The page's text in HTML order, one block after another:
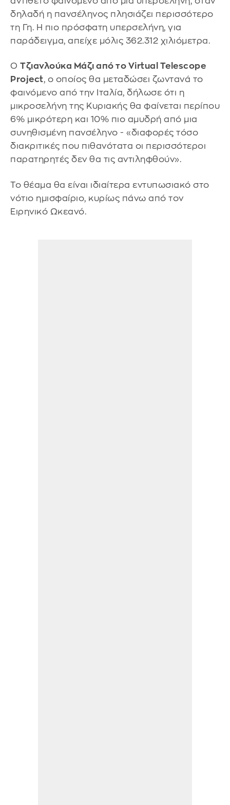
δηλαδή η πανσέληνος πλησιάζει περισσότερο
τη Γη. Η πιο πρόσφατη υπερσελήνη, για
παράδειγμα, απείχε μόλις 362.312 χιλιόμετρα.
Ο Τζιανλούκα Μάζι από το Virtual Telescope
Project, ο οποίος θα μεταδώσει ζωντανά το
φαινόμενο από την Ιταλία, δήλωσε ότι η
μικροσελήνη της Κυριακής θα φαίνεται περίπου
6% μικρότερη και 10% πιο αμυδρή από μια
συνηθισμένη πανσέληνο - «διαφορές τόσο
διακριτικές που πιθανότατα οι περισσότεροι
παρατηρητές δεν θα τις αντιληφθούν».
Το θέαμα θα είναι ιδιαίτερα εντυπωσιακό στο
νότιο ημισφαίριο, κυρίως πάνω από τον
Ειρηνικό Ωκεανό.